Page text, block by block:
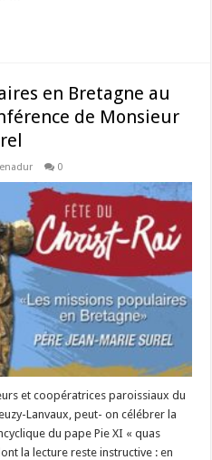
en Bretagne au
de Monsieur
0
et coopératrices paroissiaux du
Lanvaux, peut- on célébrer la
du pape Pie XI « quas
la lecture reste instructive : en